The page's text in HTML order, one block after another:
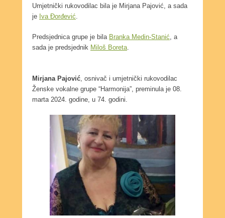
Umjetnički rukovodilac bila je Mirjana Pajović, a sada
je Iva Đorđević
Predsjednica grupe je bila Branka Medin-Stanić , a
sada je predsjednik Miloš Boreta
Mirjana Pajović , osnivač i umjetnički rukovodilac
Ženske vokalne grupe “Harmonija”, preminula je 08.
marta 2024. godine, u 74. godini.